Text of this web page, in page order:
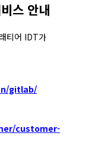
스 안내
티어 IDT가
gitlab/
customer-